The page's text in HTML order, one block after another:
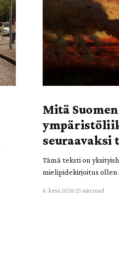
Mitä Suomen
seuraavaksi
Tämä teksti on
mielipidekirjoitus ollen
6. kesä 202625 min read